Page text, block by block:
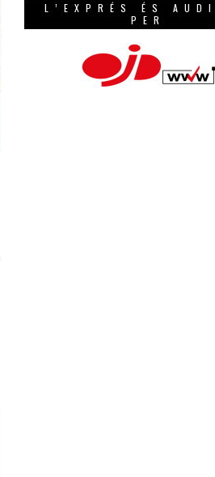
L’EXPRÉS ÉS
PER